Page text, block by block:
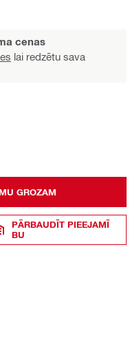
cenas
lai redzētu sava
GROZAM
PĀRBAUDĪT PIEEJAMĪ
BU